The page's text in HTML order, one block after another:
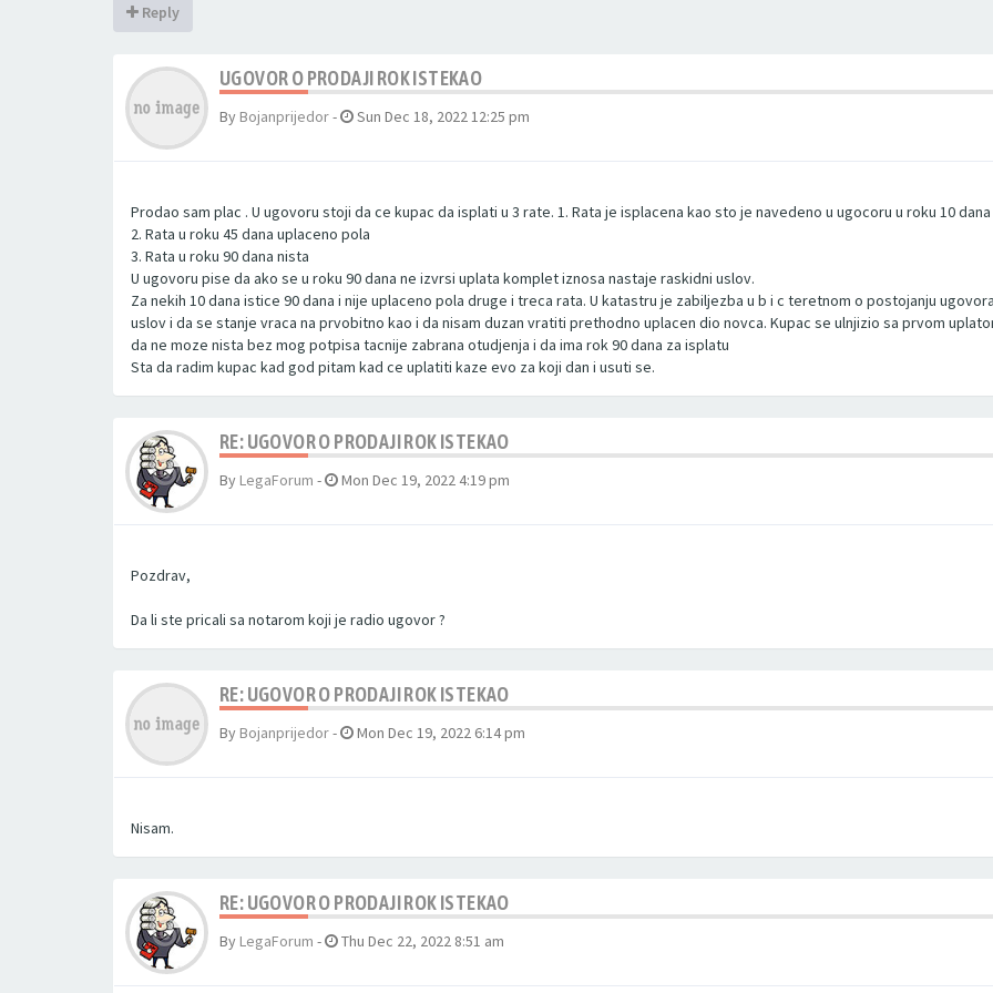
Reply
UGOVOR O PRODAJI ROK ISTEKAO
By Bojanprijedor- Sun Dec 18, 2022 12:25 pm
Prodao sam plac . U ugovoru stoji da ce kupac da isplati u 3 rate. 1. Rata je isplacena kao sto je navedeno u ugocoru u roku 10 dana
2. Rata u roku 45 dana uplaceno pola
3. Rata u roku 90 dana nista
U ugovoru pise da ako se u roku 90 dana ne izvrsi uplata komplet iznosa nastaje raskidni uslov.
Za nekih 10 dana istice 90 dana i nije uplaceno pola druge i treca rata. U katastru je zabiljezba u b i c teretnom o postojanju
uslov i da se stanje vraca na prvobitno kao i da nisam duzan vratiti prethodno uplacen dio novca. Kupac se ulnjizio sa prvom
da ne moze nista bez mog potpisa tacnije zabrana otudjenja i da ima rok 90 dana za isplatu
Sta da radim kupac kad god pitam kad ce uplatiti kaze evo za koji dan i usuti se.
RE: UGOVOR O PRODAJI ROK ISTEKAO
By LegaForum - Mon Dec 19, 2022 4:19 pm
Pozdrav,
Da li ste pricali sa notarom koji je radio ugovor ?
RE: UGOVOR O PRODAJI ROK ISTEKAO
By Bojanprijedor- Mon Dec 19, 2022 6:14 pm
Nisam.
RE: UGOVOR O PRODAJI ROK ISTEKAO
By LegaForum - Thu Dec 22, 2022 8:51 am